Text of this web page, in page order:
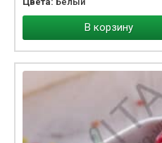
В корзину